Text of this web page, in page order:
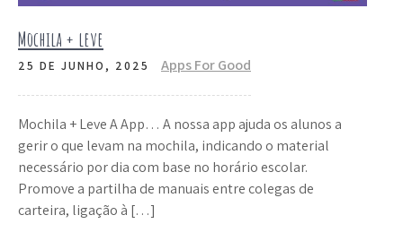
Mochila + leve
25 DE JUNHO, 2025 Apps For Good
Mochila + Leve A App… A nossa app ajuda os alunos a
gerir o que levam na mochila, indicando o material
necessário por dia com base no horário escolar.
Promove a partilha de manuais entre colegas de
carteira, ligação à […]